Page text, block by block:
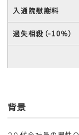
入通院慰謝料
過失相殺（-10％）
背景